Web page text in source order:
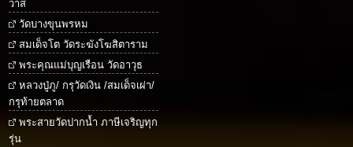
วาส
วัดบางขุนพรหม
สมเด็จโต วัดระฆังโฆสิตาราม
พระคุณแม่บุญเรือน วัดอาวุธ
หลวงปู่ภู/ กรุวัดเงิน /สมเด็จเผ่า/
กรุท้ายตลาด
พระสายวัดปากน้ำ ภาษีเจริญทุก
รุ่น